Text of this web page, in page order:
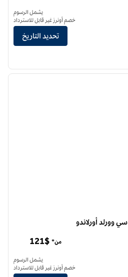
ڤاكيشنز كلوب لاس بالميراس أورلاندو
يشمل الرسوم
خصم أونرز غير قابل للاسترداد
تحديد التاريخ
الصورة
وورلد أورلاندو
من* 121$
يشمل الرسوم
خصم أونرز غير قابل للاسترداد